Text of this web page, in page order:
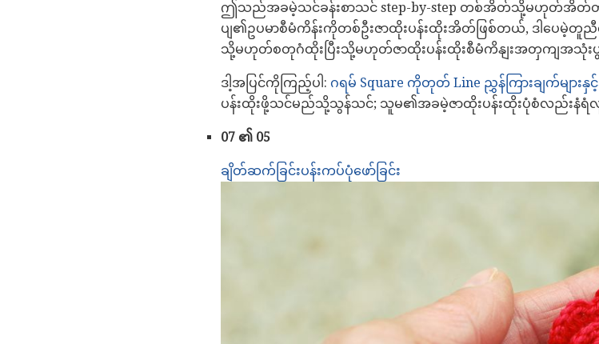
ဤသည်အခမဲ့သင်ခန်းစာသင် step-by-step တစ်အိတ်သို့မဟုတ်အိတ်
ပျ၏ဥပမာစီမံကိန်းကိုတစ်ဦးဇာထိုးပန်းထိုးအိတ်ဖြစ်တယ်, ဒါပေမဲ့
သို့မဟုတ်စတုဂံထိုးပြီးသို့မဟုတ်ဇာထိုးပန်းထိုးစီမံကိနျးအတှကျအသုံးပွု
ဒါ့အပြင်ကိုကြည့်ပါ: ဂရမ် Square ကိုတုတ် Line ညွှန်ကြားချက်များ
ပန်းထိုးဖို့သင်မည်သို့သွန်သင်; သူမ၏အခမဲ့ဇာထိုးပန်းထိုးပုံစံလည်းနံ
07 ၏ 05
ချိတ်ဆက်ခြင်းပန်းကပ်ပုံဖော်ခြင်း